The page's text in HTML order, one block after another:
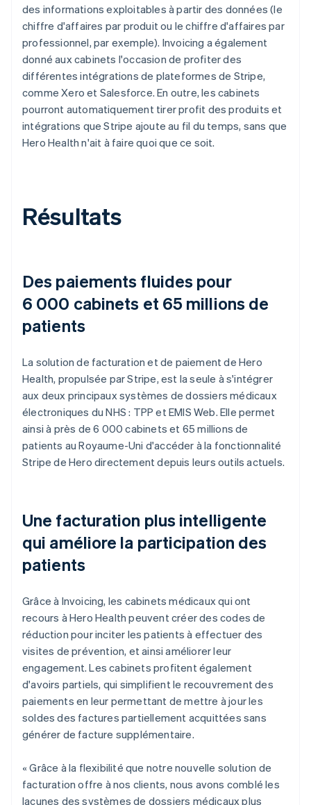
des informations exploitables à partir des données (le
chiffre d'affaires par produit ou le chiffre d'affaires par
professionnel, par exemple). Invoicing a également
donné aux cabinets l'occasion de profiter des
différentes intégrations de plateformes de Stripe,
comme Xero et Salesforce. En outre, les cabinets
pourront automatiquement tirer profit des produits et
intégrations que Stripe ajoute au fil du temps, sans que
Hero Health n'ait à faire quoi que ce soit.
Résultats
Des paiements fluides pour
6 000 cabinets et 65 millions de
patients
La solution de facturation et de paiement de Hero
Health, propulsée par Stripe, est la seule à s'intégrer
aux deux principaux systèmes de dossiers médicaux
électroniques du NHS : TPP et EMIS Web. Elle permet
ainsi à près de 6 000 cabinets et 65 millions de
patients au Royaume-Uni d'accéder à la fonctionnalité
Stripe de Hero directement depuis leurs outils actuels.
Une facturation plus intelligente
qui améliore la participation des
patients
Grâce à Invoicing, les cabinets médicaux qui ont
recours à Hero Health peuvent créer des codes de
réduction pour inciter les patients à effectuer des
visites de prévention, et ainsi améliorer leur
engagement. Les cabinets profitent également
d'avoirs partiels, qui simplifient le recouvrement des
paiements en leur permettant de mettre à jour les
soldes des factures partiellement acquittées sans
générer de facture supplémentaire.
« Grâce à la flexibilité que notre nouvelle solution de
facturation offre à nos clients, nous avons comblé les
lacunes des systèmes de dossiers médicaux plus